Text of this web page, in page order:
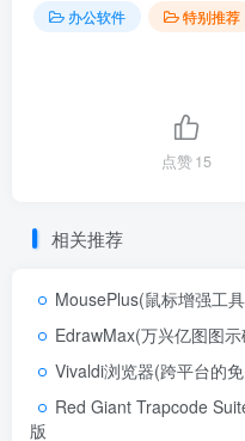
办公软件 特别推荐
点赞15
相关推荐
MousePlus(鼠标增强工
EdrawMax(万兴亿图图
Vivaldi浏览器(跨平台的
Red Giant Trapcode
版